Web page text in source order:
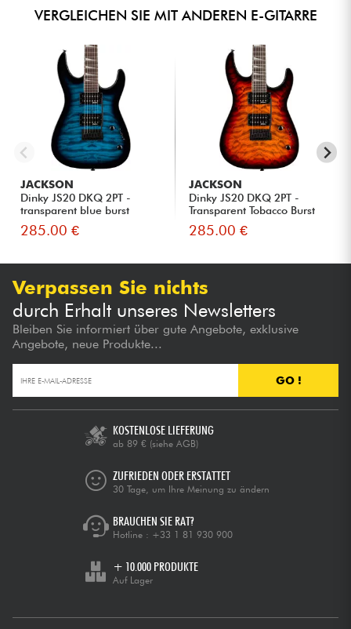
VERGLEICHEN SIE MIT ANDEREN E-GITARRE
JACKSON
Dinky JS20 DKQ 2PT -
transparent blue burst
285.00 €
JACKSON
Dinky JS20 DKQ 2PT -
Transparent Tobacco Burst
285.00 €
Verpassen Sie nichts
durch Erhalt unseres Newsletters
Bleiben Sie informiert über gute Angebote, exklusive
Angebote, neue Produkte...
GO !
KOSTENLOSE LIEFERUNG
ab 89 € (siehe AGB)
ZUFRIEDEN ODER ERSTATTET
30 Tage, um Ihre Meinung zu ändern
BRAUCHEN SIE RAT?
Hotline : +33 1 81 930 900
+ 10.000 PRODUKTE
Auf Lager